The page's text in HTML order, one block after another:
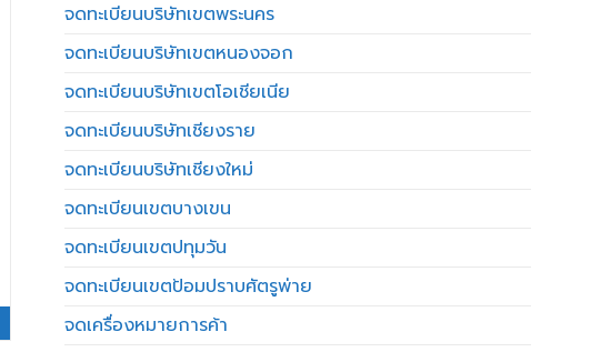
จดทะเบียนบริษัทเขตพระนคร
จดทะเบียนบริษัทเขตหนองจอก
จดทะเบียนบริษัทเขตโอเชียเนีย
จดทะเบียนบริษัทเชียงราย
จดทะเบียนบริษัทเชียงใหม่
จดทะเบียนเขตบางเขน
จดทะเบียนเขตปทุมวัน
จดทะเบียนเขตป้อมปราบศัตรูพ่าย
จดเครื่องหมายการค้า